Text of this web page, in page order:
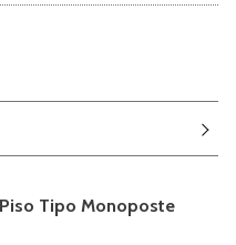
Tipo Monoposte